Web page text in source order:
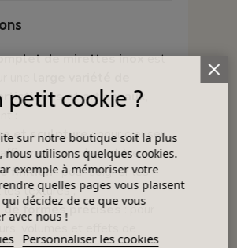
de mirettes inoxest
et artisanaux
:
et sculpture: pour creuser,
et lisser la matière ;
finition: pour soigner les
textures ;
formes précises : pour
volumes et effets de
petit cookie ?
sur notre boutique soit la plus
nous utilisons quelques cookies.
exemple à mémoriser votre
quelles pages vous plaisent
décidez de ce que vous
avec nous !
Personnaliser les cookies